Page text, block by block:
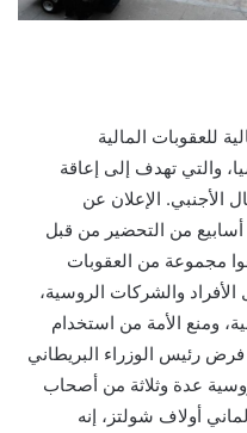
للعقوبات المالية
والتي تهدف إلى إعاقة
الأجنبي. الإعلان عن
أسابيع من التحضير من قبل
مجموعة من العقوبات
والشركات الروسية،
ومنع الأمة من استخدام
رئيس الوزراء البريطاني
عدة وثلاثة من أصحاب
أولاف شولتز، إنه